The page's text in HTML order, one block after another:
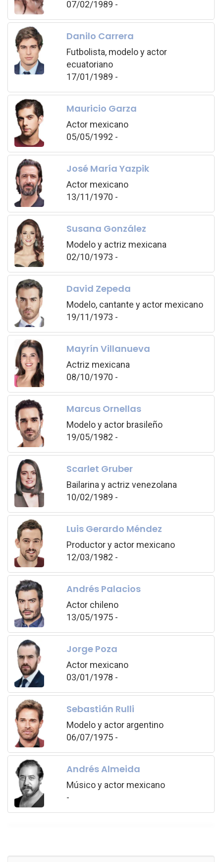
07/02/1989 -
Danilo Carrera
Futbolista, modelo y actor
ecuatoriano
17/01/1989 -
Mauricio Garza
Actor mexicano
05/05/1992 -
José María Yazpik
Actor mexicano
13/11/1970 -
Susana González
Modelo y actriz mexicana
02/10/1973 -
David Zepeda
Modelo, cantante y actor mexicano
19/11/1973 -
Mayrín Villanueva
Actriz mexicana
08/10/1970 -
Marcus Ornellas
Modelo y actor brasileño
19/05/1982 -
Scarlet Gruber
Bailarina y actriz venezolana
10/02/1989 -
Luis Gerardo Méndez
Productor y actor mexicano
12/03/1982 -
Andrés Palacios
Actor chileno
13/05/1975 -
Jorge Poza
Actor mexicano
03/01/1978 -
Sebastián Rulli
Modelo y actor argentino
06/07/1975 -
Andrés Almeida
Músico y actor mexicano
-